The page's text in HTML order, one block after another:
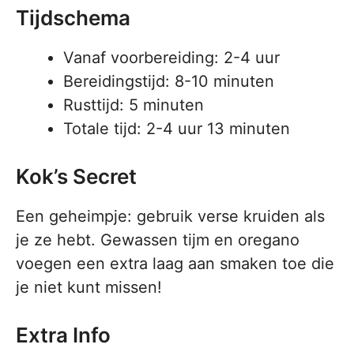
Tijdschema
Vanaf voorbereiding: 2-4 uur
Bereidingstijd: 8-10 minuten
Rusttijd: 5 minuten
Totale tijd: 2-4 uur 13 minuten
Kok’s Secret
Een geheimpje: gebruik verse kruiden als
je ze hebt. Gewassen tijm en oregano
voegen een extra laag aan smaken toe die
je niet kunt missen!
Extra Info